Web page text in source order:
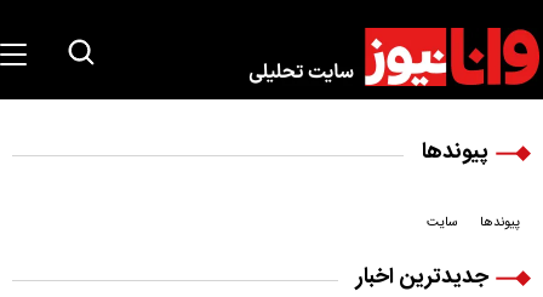
پیوندها
پیوندها سایت
جدیدترین اخبار